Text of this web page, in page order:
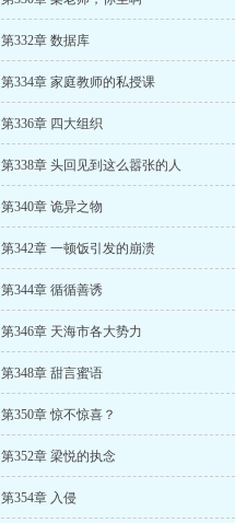
第332章 数据库
第334章 家庭教师的私授课
第336章 四大组织
第338章 头回见到这么嚣张的人
第340章 诡异之物
第342章 一顿饭引发的崩溃
第344章 循循善诱
第346章 天海市各大势力
第348章 甜言蜜语
第350章 惊不惊喜？
第352章 梁悦的执念
第354章 入侵